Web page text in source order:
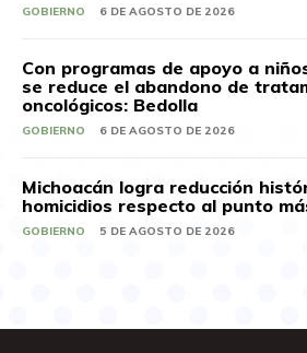
GOBIERNO 6 DE AGOSTO DE 2026
Con programas de apoyo a
se reduce el abandono de
oncológicos: Bedolla
GOBIERNO 6 DE AGOSTO DE 2026
Michoacán logra reducción
homicidios respecto al punto
GOBIERNO 5 DE AGOSTO DE 2026